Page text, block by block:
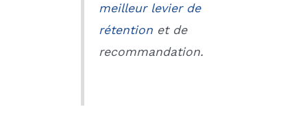
meilleur levier de
rétentionet de
recommandation.